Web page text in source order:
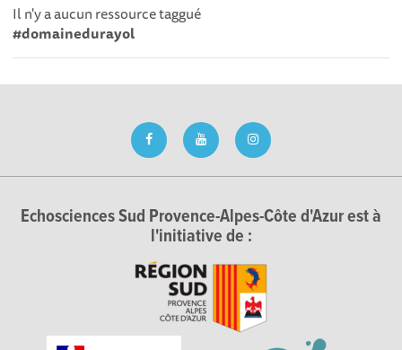
Il n'y a aucun ressource taggué
#domainedurayol
Echosciences Sud Provence-Alpes-Côte d'Azur est à
l'initiative de :